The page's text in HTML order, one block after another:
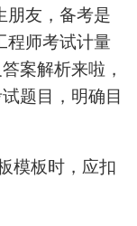
朋友，备考是
程师考试计量
案解析来啦，
题目，明确目
模板时，应扣